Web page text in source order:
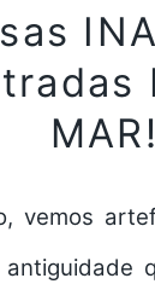
vemos